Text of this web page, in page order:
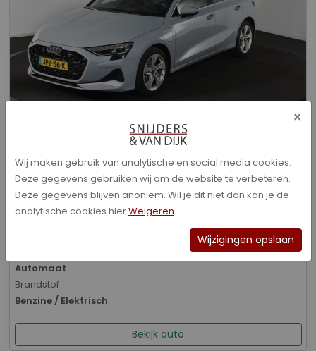
Audi A3 - Sportback 40 TFSI e Advanced edition
Bouwjaar
01-2026
Kilometerstand
Automaat
Brandstof
Benzine / Elektrisch
Bekijk auto
×
Wij maken gebruik van analytische en social media cookies.
Deze gegevens gebruiken wij om de website te verbeteren.
Deze gegevens blijven anoniem. Wil je dit niet dan kan je de
analytische cookies hierWeigeren
Wijzigingen opslaan